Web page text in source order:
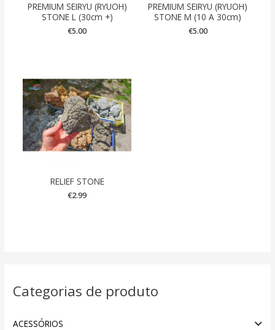
Categorias de produto
ACESSÓRIOS
PREMIUM SEIRYU (RYUOH)
STONE L (30cm +)
€5.00
PREMIUM SEIRYU (RYUOH)
STONE M (10 A 30cm)
€5.00
RELIEF STONE
€2.99